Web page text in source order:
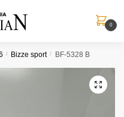
0
/ Bizze sport / BF-5328 B